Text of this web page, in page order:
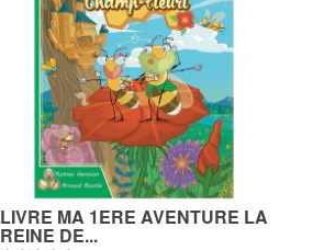
LIVRE MA 1ERE AVENTURE LA
REINE DE...